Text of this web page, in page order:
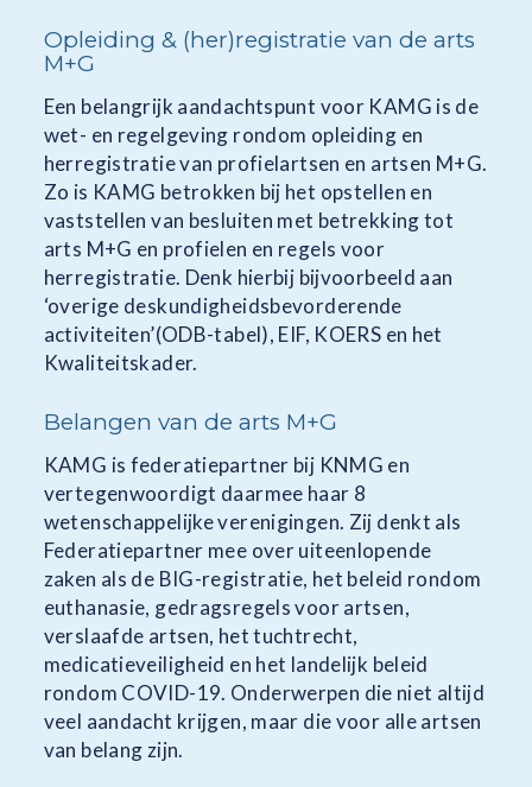
Opleiding & (her)registratie van de arts
M+G
Een belangrijk aandachtspunt voor KAMG is de
wet- en regelgeving rondom opleiding en
herregistratie van profielartsen en artsen M+G.
Zo is KAMG betrokken bij het opstellen en
vaststellen van besluiten met betrekking tot
arts M+G en profielen en regels voor
herregistratie. Denk hierbij bijvoorbeeld aan
‘overige deskundigheidsbevorderende
activiteiten’(ODB-tabel), EIF, KOERS en het
Kwaliteitskader.
Belangen van de arts M+G
KAMG is federatiepartner bij KNMG en
vertegenwoordigt daarmee haar 8
wetenschappelijke verenigingen. Zij denkt als
Federatiepartner mee over uiteenlopende
zaken als de BIG-registratie, het beleid rondom
euthanasie, gedragsregels voor artsen,
verslaafde artsen, het tuchtrecht,
medicatieveiligheid en het landelijk beleid
rondom COVID-19. Onderwerpen die niet altijd
veel aandacht krijgen, maar die voor alle artsen
van belang zijn.